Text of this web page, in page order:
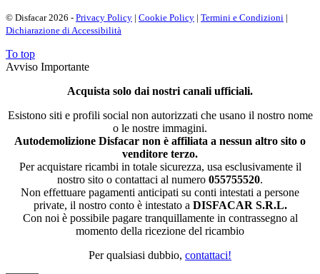
© Disfacar 2026 - Privacy Policy | Cookie Policy | Termini e Condizioni |
Dichiarazione di Accessibilità
To top
Avviso Importante
Acquista solo dai nostri canali ufficiali.
Esistono siti e profili social non autorizzati che usano il nostro nome
o le nostre immagini.
Autodemolizione Disfacar non è affiliata a nessun altro sito o
venditore terzo.
Per acquistare ricambi in totale sicurezza, usa esclusivamente il
nostro sito o contattaci al numero 055755520.
Non effettuare pagamenti anticipati su conti intestati a persone
private, il nostro conto è intestato a DISFACAR S.R.L.
Con noi è possibile pagare tranquillamente in contrassegno al
momento della ricezione del ricambio
Per qualsiasi dubbio, contattaci!